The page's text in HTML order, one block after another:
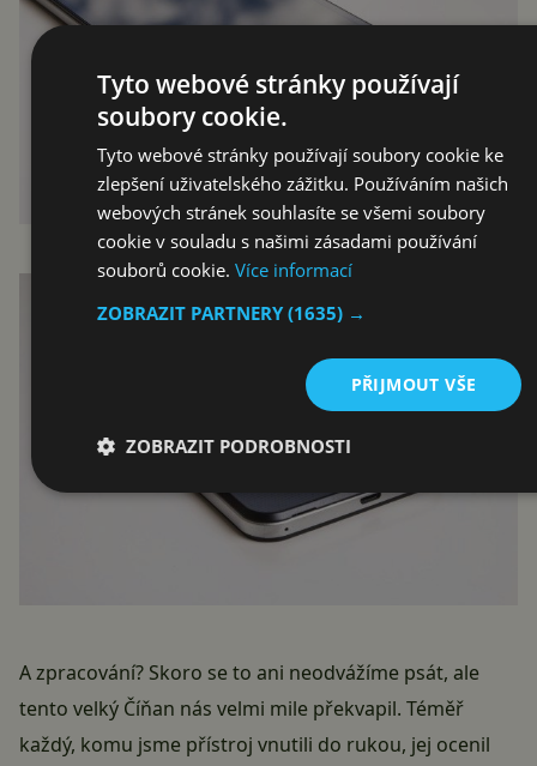
A zpracování? Skoro se to ani neodvážíme psát, ale
tento velký Číňan nás velmi mile překvapil. Téměř
každý, komu jsme přístroj vnutili do rukou, jej ocenil
Tyto webové stránky používají
soubory cookie.
Tyto webové stránky používají soubory cookie ke
zlepšení uživatelského zážitku. Používáním našich
webových stránek souhlasíte se všemi soubory
cookie v souladu s našimi zásadami používání
souborů cookie. Více informací
ZOBRAZIT PARTNERY(1635) →
PŘIJMOUT VŠE
ZOBRAZIT PODROBNOSTI